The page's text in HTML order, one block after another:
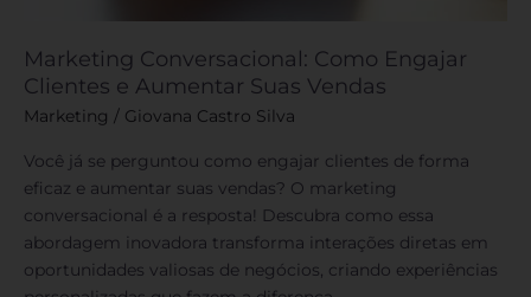
Marketing Conversacional: Como Engajar
Clientes e Aumentar Suas Vendas
Marketing / Giovana Castro Silva
Você já se perguntou como engajar clientes de forma
eficaz e aumentar suas vendas? O marketing
conversacional é a resposta! Descubra como essa
abordagem inovadora transforma interações diretas em
oportunidades valiosas de negócios, criando experiências